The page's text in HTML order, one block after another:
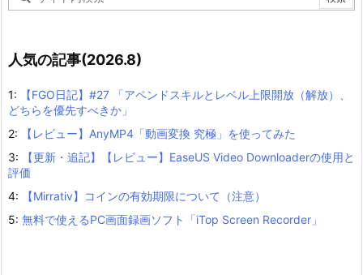
人気の記事(2026.8)
1:
【FGO日記】#27 「アペンドスキルとレベル上限開放（解放）、
どちらを優先すべきか」
2:
【レビュー】AnyMP4「動画変換 究極」を使ってみた
3:
【更新・追記】【レビュー】EaseUS Video Downloaderの使用と
評価
4:
【Mirrativ】コインの有効期限について（注意）
5: 無料で使えるPC画面録画ソフト「iTop Screen Recorder」